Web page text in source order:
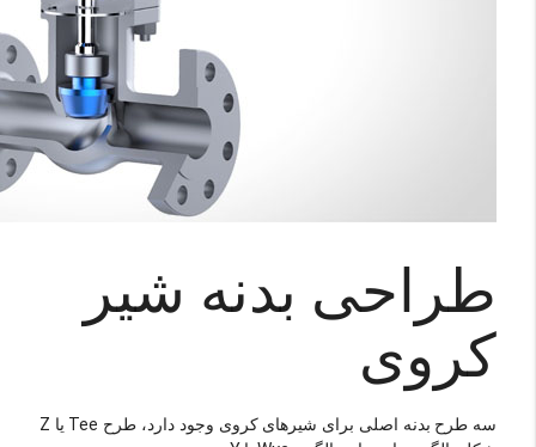
طراحی بدنه شیر
کروی
سه طرح بدنه اصلی برای شیرهای کروی وجود دارد، طرح Tee یا Z